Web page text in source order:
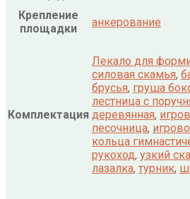
Крепление
площадки
анкерование
Комплектация
Лекало для
силовая скамья,
брусья, груша
лестница с
деревянная,
песочница,
кольца
рукоход, узкий
лазалка, турник,